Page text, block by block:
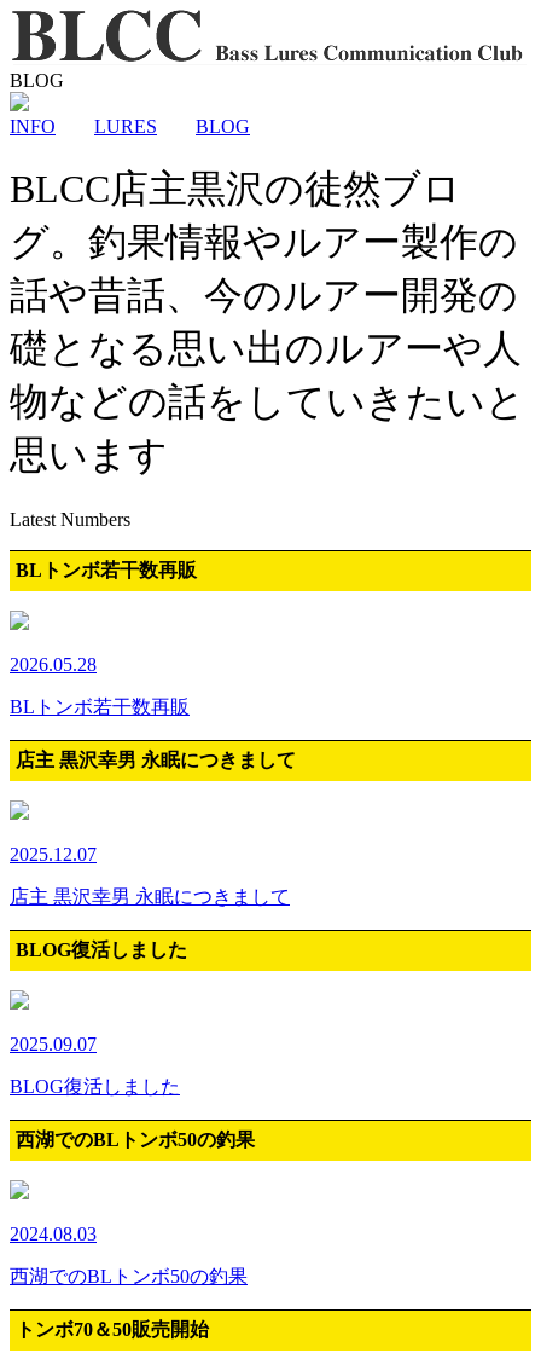
BLOG
INFO LURES BLOG
BLCC店主黒沢の徒然ブロ
グ。釣果情報やルアー製作の
話や昔話、今のルアー開発の
礎となる思い出のルアーや人
物などの話をしていきたいと
思います
Latest Numbers
BLトンボ若干数再販
2026.05.28
BLトンボ若干数再販
店主 黒沢幸男 永眠につきまして
2025.12.07
店主 黒沢幸男 永眠につきまして
BLOG復活しました
2025.09.07
BLOG復活しました
西湖でのBLトンボ50の釣果
2024.08.03
西湖でのBLトンボ50の釣果
トンボ70＆50販売開始